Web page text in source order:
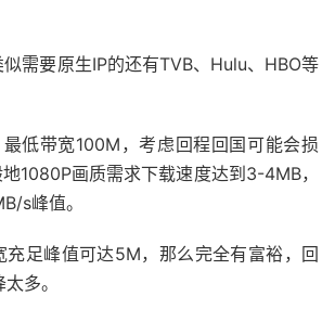
需要原生IP的还有TVB、Hulu、HBO等
低带宽100M，考虑回程回国可能会损
1080P画质需求下载速度达到3-4MB，
s峰值。
充足峰值可达5M，那么完全有富裕，回
多。